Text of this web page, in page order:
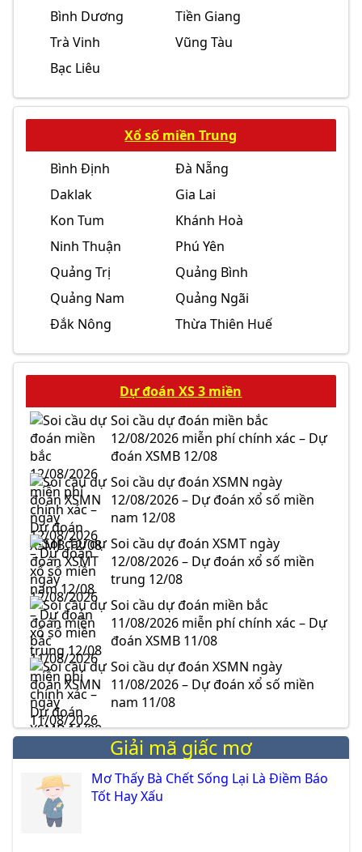
Bình Dương
Tiền Giang
Trà Vinh
Vũng Tàu
Bạc Liêu
Xổ số miền Trung
Bình Định
Đà Nẵng
Daklak
Gia Lai
Kon Tum
Khánh Hoà
Ninh Thuận
Phú Yên
Quảng Trị
Quảng Bình
Quảng Nam
Quảng Ngãi
Đắk Nông
Thừa Thiên Huế
Dự đoán XS 3 miền
Soi cầu dự đoán miền bắc
12/08/2026 miễn phí chính xác – Dự
đoán XSMB 12/08
Soi cầu dự đoán XSMN ngày
12/08/2026 – Dự đoán xổ số miền
nam 12/08
Soi cầu dự đoán XSMT ngày
12/08/2026 – Dự đoán xổ số miền
trung 12/08
Soi cầu dự đoán miền bắc
11/08/2026 miễn phí chính xác – Dự
đoán XSMB 11/08
Soi cầu dự đoán XSMN ngày
11/08/2026 – Dự đoán xổ số miền
nam 11/08
Giải mã giấc mơ
Mơ Thấy Bà Chết Sống Lại Là Điềm Báo
Tốt Hay Xấu